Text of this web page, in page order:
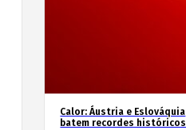
Calor: Áustria e Eslováquia
batem recordes históricos